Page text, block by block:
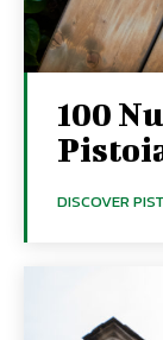
100
DISCOVER